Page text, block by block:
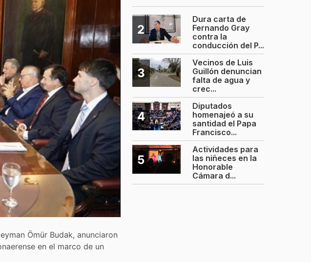
Ömür Budak, anunciaron
en el marco de un
2
Dura carta de
Fernando Gray
contra la
conducción del P...
3
Vecinos de Luis
Guillón denuncian
falta de agua y
crec...
4
Diputados
homenajeó a su
santidad el Papa
Francisco...
5
Actividades para
las niñeces en la
Honorable
Cámara d...